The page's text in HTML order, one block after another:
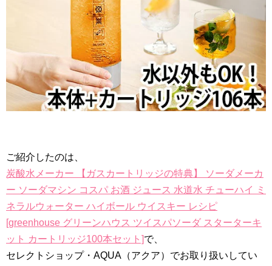
ご紹介したのは、
炭酸水メーカー 【ガスカートリッジの特典】 ソーダメーカ
ー ソーダマシン コスパ お酒 ジュース 水道水 チューハイ ミ
ネラルウォーター ハイボール ウイスキー レシピ
[greenhouse グリーンハウス ツイスパソーダ スターターキ
ット カートリッジ100本セット]で、
セレクトショップ・AQUA（アクア）でお取り扱いしてい